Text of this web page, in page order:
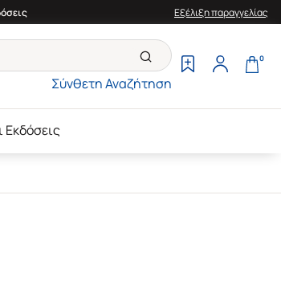
Εξέλιξη παραγγελίας
Σύνθετη Αναζήτηση
0
Εκδόσεις